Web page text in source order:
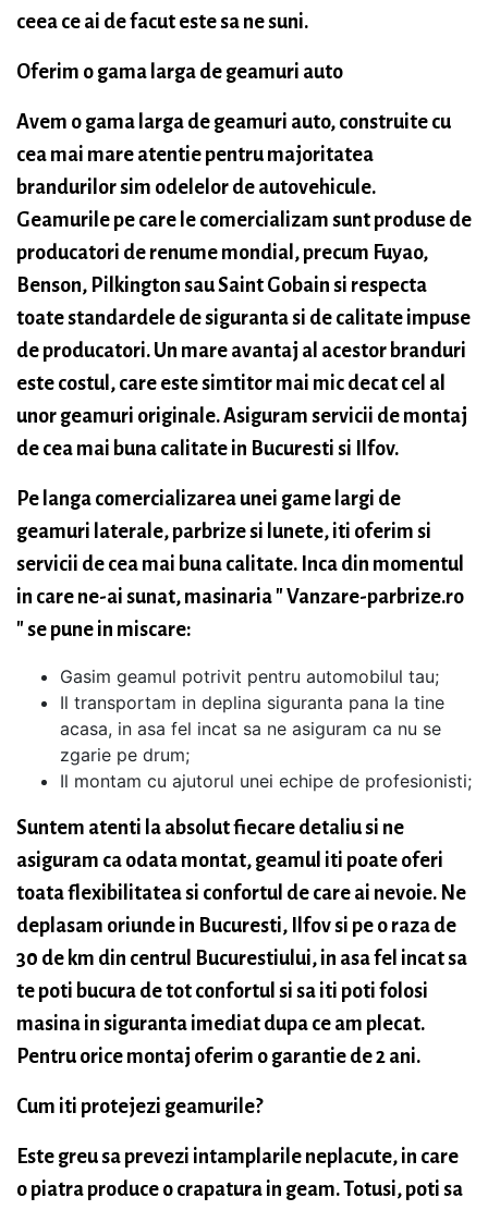
ceea ce ai de facut este sa ne suni.
Oferim o gama larga de geamuri auto
Avem o gama larga de geamuri auto, construite cu
cea mai mare atentie pentru majoritatea
brandurilor sim odelelor de autovehicule.
Geamurile pe care le comercializam sunt produse de
producatori de renume mondial, precum Fuyao,
Benson, Pilkington sau Saint Gobain si respecta
toate standardele de siguranta si de calitate impuse
de producatori. Un mare avantaj al acestor branduri
este costul, care este simtitor mai mic decat cel al
unor geamuri originale. Asiguram servicii de montaj
de cea mai buna calitate in Bucuresti si Ilfov.
Pe langa comercializarea unei game largi de
geamuri laterale, parbrize si lunete, iti oferim si
servicii de cea mai buna calitate. Inca din momentul
in care ne-ai sunat, masinaria " Vanzare-parbrize.ro
" se pune in miscare:
Gasim geamul potrivit pentru automobilul tau;
Il transportam in deplina siguranta pana la tine
acasa, in asa fel incat sa ne asiguram ca nu se
zgarie pe drum;
Il montam cu ajutorul unei echipe de profesionisti;
Suntem atenti la absolut fiecare detaliu si ne
asiguram ca odata montat, geamul iti poate oferi
toata flexibilitatea si confortul de care ai nevoie. Ne
deplasam oriunde in Bucuresti, Ilfov si pe o raza de
30 de km din centrul Bucurestiului, in asa fel incat sa
te poti bucura de tot confortul si sa iti poti folosi
masina in siguranta imediat dupa ce am plecat.
Pentru orice montaj oferim o garantie de 2 ani.
Cum iti protejezi geamurile?
Este greu sa prevezi intamplarile neplacute, in care
o piatra produce o crapatura in geam. Totusi, poti sa